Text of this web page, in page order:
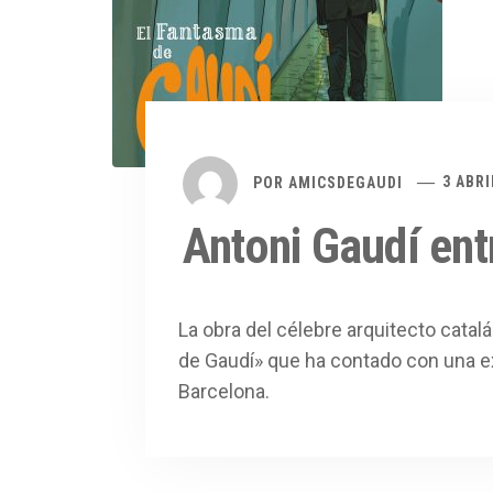
POR AMICSDEGAUDI 3
Antoni Gaudí
La obra del célebre arquitecto
de Gaudí» que ha contado con una
Barcelona.